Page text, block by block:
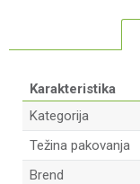
Karakteristika
Kategorija
Težina pakovanja
Brend